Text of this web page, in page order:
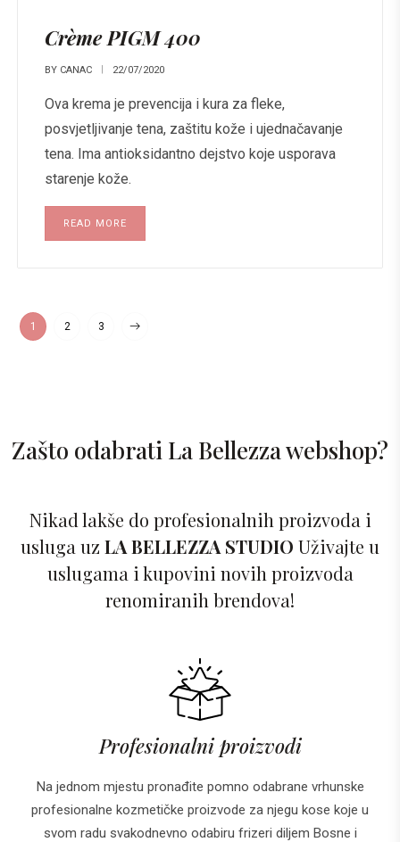
Crème PIGM 400
BY CANAC 22/07/2020
Ova krema je prevencija i kura za fleke,
posvjetljivanje tena, zaštitu kože i ujednačavanje
tena. Ima antioksidantno dejstvo koje usporava
starenje kože.
READ MORE
1 2 3
Zašto odabrati La Bellezza webshop?
Nikad lakše do profesionalnih proizvoda i
usluga uz LA BELLEZZA STUDIO Uživajte u
uslugama i kupovini novih proizvoda
renomiranih brendova!
Profesionalni proizvodi
Na jednom mjestu pronađite pomno odabrane vrhunske
profesionalne kozmetičke proizvode za njegu kose koje u
svom radu svakodnevno odabiru frizeri diljem Bosne i